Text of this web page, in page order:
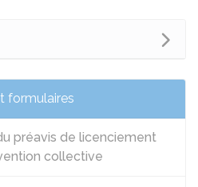
formulaires
préavis de licenciement
collective